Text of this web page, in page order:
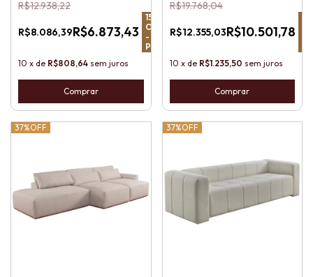
Madeira
R$12.938,22
R$8.086,39R$6.873,43
15
OFF
-
Pix
10 x de R$808,64 sem juros
Comprar
R$19.768,04
R$12.355,03R$10.501,78
10 x de R$1.235,50 sem juros
Comprar
37%OFF 37%OFF